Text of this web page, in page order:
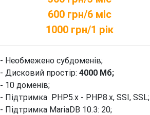
600 грн/6 міс
1000 грн/1 рік
- Необмежено субдоменів;
- Дисковий простір: 4000 Мб;
- 10 доменів;
- Підтримка PHP5.x - PHP8.x, SSI, SSL;
- Підтримка MariaDB 10.3: 20;